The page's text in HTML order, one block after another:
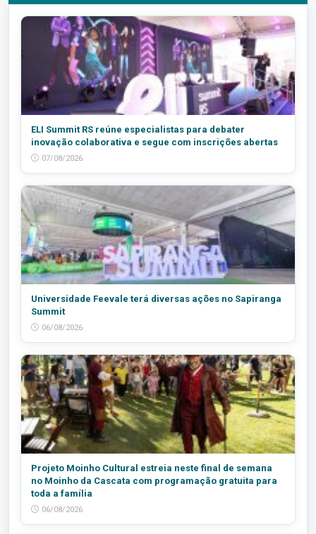
ELI Summit RS reúne especialistas para debater
inovação colaborativa e segue com inscrições abertas
07/08/2026
Universidade Feevale terá diversas ações no Sapiranga
Summit
06/08/2026
Projeto Moinho Cultural estreia neste final de semana
no Moinho da Cascata com programação gratuita para
toda a família
06/08/2026